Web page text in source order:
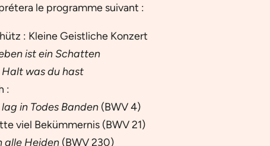
le programme suivant :
: Kleine Geistliche Konzert
ist ein Schatten
Halt was du hast
:
in Todes Banden(BWV 4)
viel Bekümmernis (BWV 21)
alle Heiden(BWV 230)